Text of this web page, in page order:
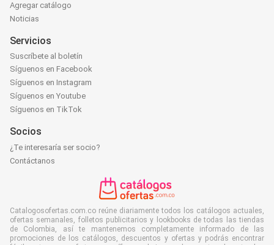
Agregar catálogo
Noticias
Servicios
Suscríbete al boletín
Síguenos en Facebook
Síguenos en Instagram
Síguenos en Youtube
Síguenos en TikTok
Socios
¿Te interesaría ser socio?
Contáctanos
Catalogosofertas.com.co reúne diariamente todos los catálogos actuales,
ofertas semanales, folletos publicitarios y lookbooks de todas las tiendas
de Colombia, así te mantenemos completamente informado de las
promociones de los catálogos, descuentos y ofertas y podrás encontrar